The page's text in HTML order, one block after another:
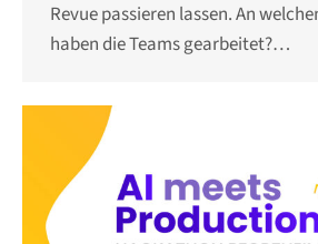
Revue passieren lassen. An
haben die Teams gearbeitet?…